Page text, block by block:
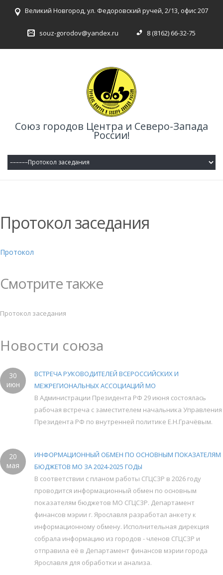
Великий Новгород, ул. Федоровский ручей, 2/13, офис 207
souz-gorodov@yandex.ru 8 (8162) 66-32-75
Союз городов Центра и Северо-Запада
России!
Протокол заседания
Протокол
Смотрите также
Протокол заседания
Новости союза
30
июн
ВСТРЕЧА РУКОВОДИТЕЛЕЙ ВСЕРОССИЙСКИХ И
МЕЖРЕГИОНАЛЬНЫХ АССОЦИАЦИЙ МО
В Администрации Президента РФ 29 июня состоялась
рабочая встреча с заместителем начальника Управления
Президента РФ по внутренней политике Е.Н.Грачёвым.
20
мая
ИНФОРМАЦИОННЫЙ ОБМЕН ПО ОСНОВНЫМ ПОКАЗАТЕЛЯМ
БЮДЖЕТОВ МО ЗА 2024-2025 ГОДЫ
В соответствии с планом работы СГЦСЗР в 2026 году
проводится информационный обмен по основным
показателям бюджетов МО СГЦСЗР. Департамент
финансов мэрии г. Ярославля разработал анкету к
информационному обмену. Исполнительная дирекция
собрала информацию из городов - членов СГЦСЗР и
отправила её в Департамент финансов мэрии города
Ярославля для обработки и анализа.